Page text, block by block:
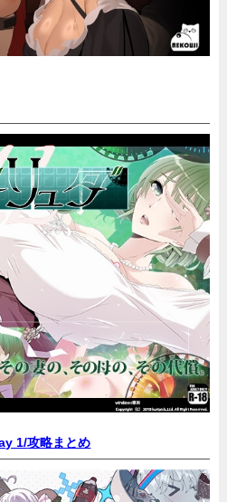
1/攻略まとめ